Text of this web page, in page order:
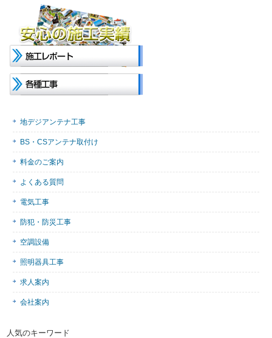
地デジアンテナ工事
BS・CSアンテナ取付け
料金のご案内
よくある質問
電気工事
防犯・防災工事
空調設備
照明器具工事
求人案内
会社案内
人気のキーワード